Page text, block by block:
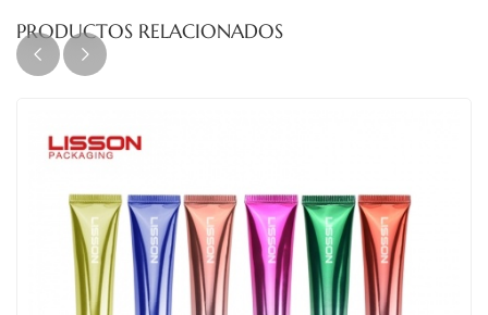
PRODUCTOS RELACIONADOS